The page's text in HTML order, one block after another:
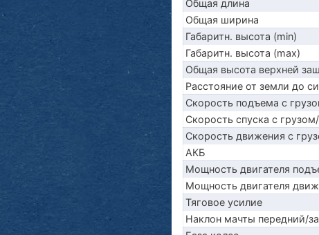
Общая длина
Общая ширина
Габаритн. высота (min)
Габаритн. высота (max)
Общая высота верхней
Расстояние от земли до
Скорость подъема с
Скорость спуска с грузом/
Скорость движения с
АКБ
Мощность двигателя
Мощность двигателя
Тяговое усилие
Наклон мачты передний/